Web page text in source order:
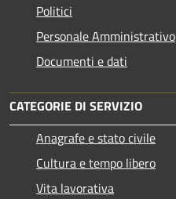
Politici
Personale Amministrativo
Documenti e dati
CATEGORIE DI SERVIZIO
Anagrafe e stato civile
Cultura e tempo libero
Vita lavorativa